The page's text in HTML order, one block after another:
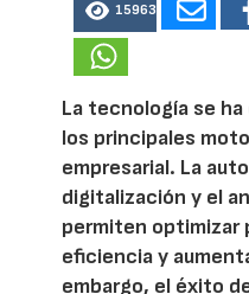
15963
La tecnología se
los principales
empresarial. La
digitalización y el
permiten optimizar
eficiencia y
embargo, el éxito